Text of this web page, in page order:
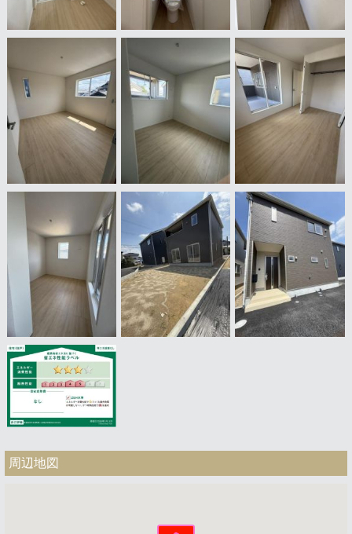
周辺地図